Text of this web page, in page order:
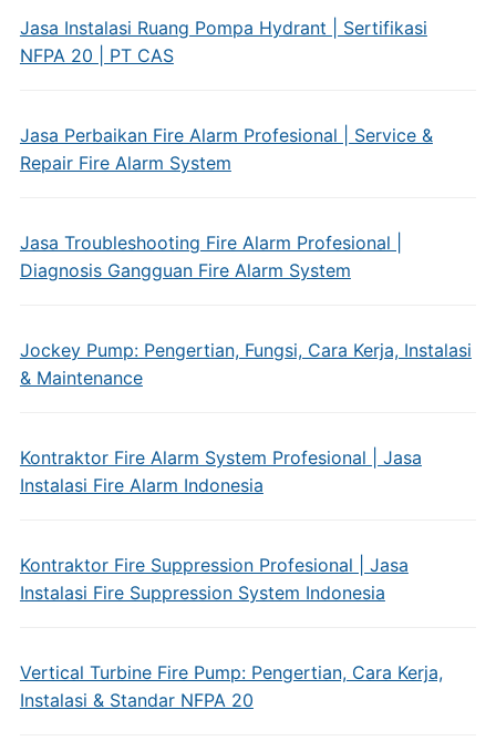
Jasa Instalasi Ruang Pompa Hydrant | Sertifikasi
NFPA 20 | PT CAS
Jasa Perbaikan Fire Alarm Profesional | Service &
Repair Fire Alarm System
Jasa Troubleshooting Fire Alarm Profesional |
Diagnosis Gangguan Fire Alarm System
Jockey Pump: Pengertian, Fungsi, Cara Kerja, Instalasi
& Maintenance
Kontraktor Fire Alarm System Profesional | Jasa
Instalasi Fire Alarm Indonesia
Kontraktor Fire Suppression Profesional | Jasa
Instalasi Fire Suppression System Indonesia
Vertical Turbine Fire Pump: Pengertian, Cara Kerja,
Instalasi & Standar NFPA 20